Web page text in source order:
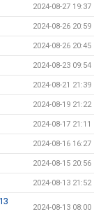
2024-08-27 19:37
2024-08-26 20:59
2024-08-26 20:45
2024-08-23 09:54
2024-08-21 21:39
2024-08-19 21:22
2024-08-17 21:11
2024-08-16 16:27
2024-08-15 20:56
2024-08-13 21:52
2024-08-13 08:00